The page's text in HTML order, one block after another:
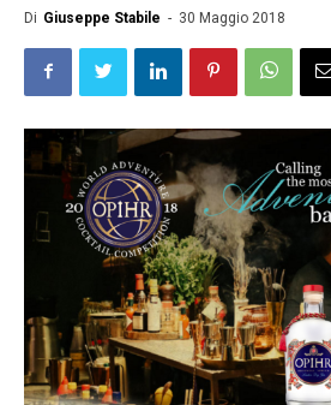
Di Giuseppe Stabile - 30 Maggio 2018